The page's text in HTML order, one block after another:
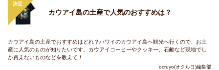
決定
カウアイ島の土産で人気のおすすめは？
カウアイ島の土産でおすすめはどれ？ハワイのカウアイ島へ観光へ行くので、お土
産に人気のものが知りたいです。カウアイコーヒーやクッキー、石鹸など現地でし
か買えないものなどを教えて！
ocruyo(オクルヨ)編集部